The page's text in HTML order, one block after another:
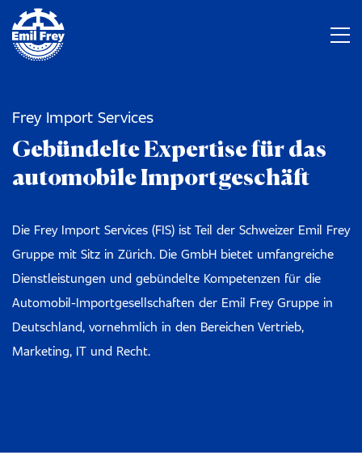
Frey Import Services
Gebündelte Expertise für das
automobile Importgeschäft
Die Frey Import Services (FIS) ist Teil der Schweizer Emil Frey
Gruppe mit Sitz in Zürich. Die GmbH bietet umfangreiche
Dienstleistungen und gebündelte Kompetenzen für die
Automobil-Importgesellschaften der Emil Frey Gruppe in
Deutschland, vornehmlich in den Bereichen Vertrieb,
Marketing, IT und Recht.